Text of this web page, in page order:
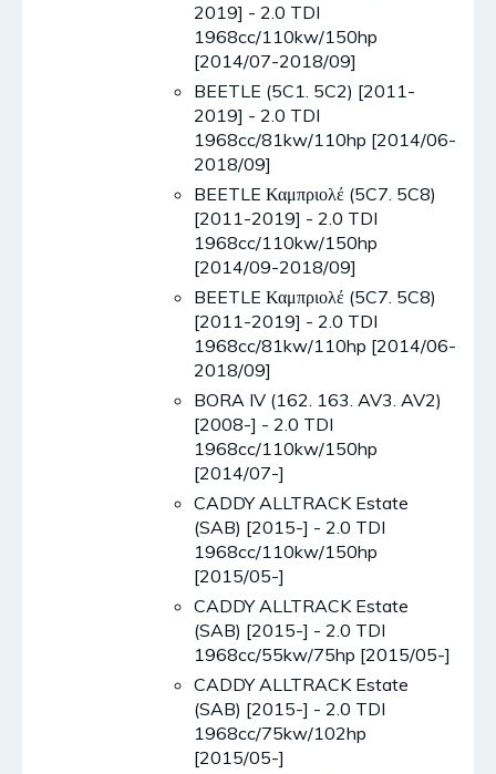
2019] - 2.0 TDI
1968cc/110kw/150hp
[2014/07-2018/09]
BEETLE (5C1. 5C2) [2011-
2019] - 2.0 TDI
1968cc/81kw/110hp [2014/06-
2018/09]
BEETLE Καμπριολέ (5C7. 5C8)
[2011-2019] - 2.0 TDI
1968cc/110kw/150hp
[2014/09-2018/09]
BEETLE Καμπριολέ (5C7. 5C8)
[2011-2019] - 2.0 TDI
1968cc/81kw/110hp [2014/06-
2018/09]
BORA IV (162. 163. AV3. AV2)
[2008-] - 2.0 TDI
1968cc/110kw/150hp
[2014/07-]
CADDY ALLTRACK Estate
(SAB) [2015-] - 2.0 TDI
1968cc/110kw/150hp
[2015/05-]
CADDY ALLTRACK Estate
(SAB) [2015-] - 2.0 TDI
1968cc/55kw/75hp [2015/05-]
CADDY ALLTRACK Estate
(SAB) [2015-] - 2.0 TDI
1968cc/75kw/102hp
[2015/05-]